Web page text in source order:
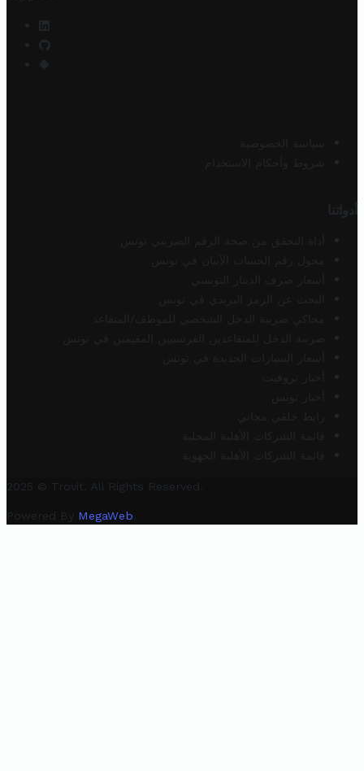
سياسة الخصوصية
شروط وأحكام الاستخدام
أدواتنا
أداة التحقق من صحة الرقم الضريبي تونس
محول رقم الحساب الآيبان في تونس
أسعار صرف الدينار التونسي
البحث عن الرمز البريدي في تونس
محاكي ضريبة الدخل الشخصي للموظف/المتقاعد
ضريبة الدخل للمتقاعدين الفرنسيين المقيمين في تونس
أسعار السيارات الجديدة في تونس
أخبار تروفيت
أخبار تونس
رابط خلفي مجاني
قائمة الشركات الأهلية المحلية
قائمة الشركات الأهلية الجهوية
2025 © Trovit. All Rights Reserved.
Powered By MegaWeb